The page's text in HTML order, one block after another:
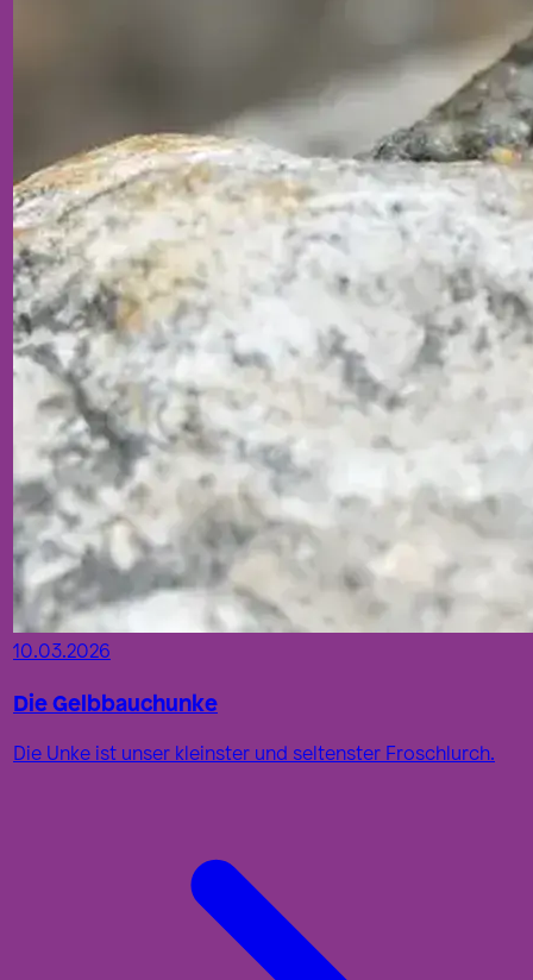
10.03.2026
Die Gelbbauchunke
Die Unke ist unser kleinster und seltenster Froschlurch.